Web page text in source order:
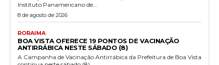
Instituto Panamericano de...
8 de agosto de 2026
RORAIMA
BOA VISTA OFERECE 19 PONTOS DE VACINAÇÃO
ANTIRRÁBICA NESTE SÁBADO (8)
A Campanha de Vacinação Antirrábica da Prefeitura de Boa Vista